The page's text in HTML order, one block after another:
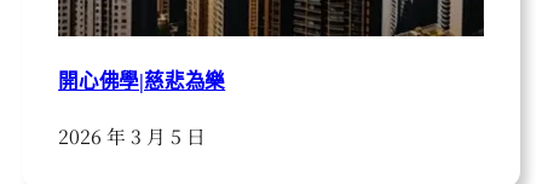
開心佛學|慈悲為樂
2026 年 3 月 5 日